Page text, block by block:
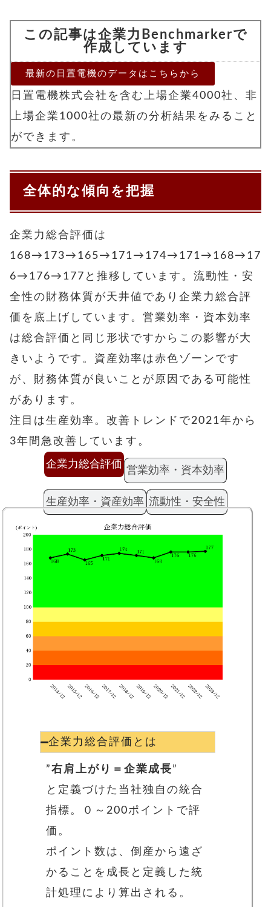
この記事は企業力Benchmarkerで
作成しています
最新の日置電機のデータはこちらから
日置電機株式会社を含む上場企業4000社、非
上場企業1000社の最新の分析結果をみること
ができます。
全体的な傾向を把握
企業力総合評価は
168→173→165→171→174→171→168→17
6→176→177と推移しています。流動性・安
全性の財務体質が天井値であり企業力総合評
価を底上げしています。営業効率・資本効率
は総合評価と同じ形状ですからこの影響が大
きいようです。資産効率は赤色ゾーンです
が、財務体質が良いことが原因である可能性
があります。
注目は生産効率。改善トレンドで2021年から
3年間急改善しています。
企業力総合評価
営業効率・資本効率
生産効率・資産効率 流動性・安全性
企業力総合評価とは
”右肩上がり＝企業成長”
と定義づけた当社独自の統合
指標。
０～200ポイントで評
価。
ポイント数は、 倒産から遠ざ
かることを成長と定義した統
計処理により算出される。